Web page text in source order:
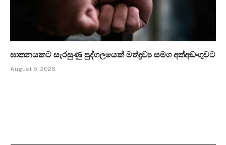
ඝාතනයකට සැරසුණු පුද්ගලයෙක් මත්ද්‍රව්‍ය සමග අත්අඩංගුවට
August 5, 2026